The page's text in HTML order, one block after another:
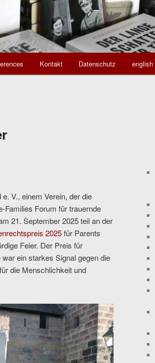
Kontakt Datenschutz english
V., einem Verein, der die
Families Forum für trauernde
21. September 2025 teil an der
2025für Parents
Feier. Der Preis für
ein starkes Signal gegen die
die Menschlichkeit und